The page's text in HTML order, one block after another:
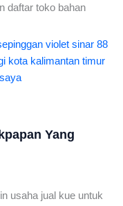
daftar toko bahan
Yang
usaha jual kue untuk